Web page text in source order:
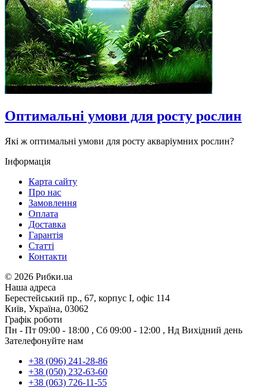
Оптимальні умови для росту рослин
Які ж оптимальні умови для росту акваріумних рослин?
Інформація
Карта сайту
Про нас
Замовлення
Оплата
Доставка
Гарантія
Статті
Контакти
© 2026 Рибки.ua
Наша адреса
Берестейський пр., 67, корпус І, офіс 114
Київ, Україна, 03062
Графік роботи
Пн - Пт 09:00 - 18:00 , Сб 09:00 - 12:00 , Нд Вихідний день
Зателефонуйте нам
+38 (096) 241-28-86
+38 (050) 232-63-60
+38 (063) 726-11-55